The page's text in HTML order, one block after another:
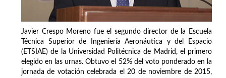
Javier Crespo Moreno fue el segundo director de la Escuela
Técnica Superior de Ingeniería Aeronáutica y del Espacio
(ETSIAE) de la Universidad Politécnica de Madrid, el primero
elegido en las urnas. Obtuvo el 52% del voto ponderado en la
jornada de votación celebrada el 20 de noviembre de 2015,